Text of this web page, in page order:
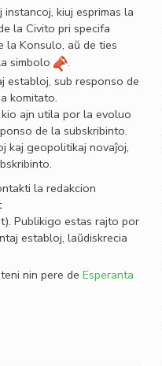
kiuj esprimas la
la Civito pri specifa
la Konsulo, aŭ de ties
simbolo
.
establoj, sub responso de
komitato.
ajn utila por la evoluo
de la subskribinto.
kaj geopolitikaj novaĵoj,
la redakcion
. Publikigo estas rajto por
establoj, laŭdiskrecia
nin pere de Esperanta